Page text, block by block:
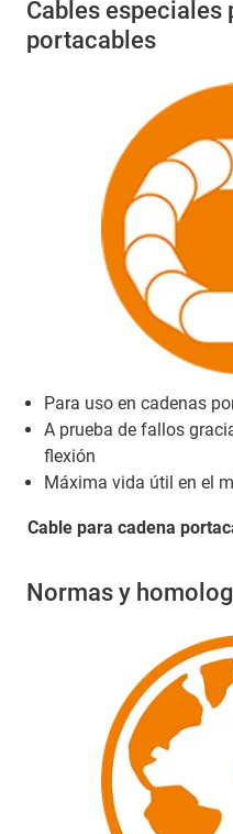
Cables especiales
portacables
Para uso en cadenas
A prueba de fallos
flexión
Máxima vida útil en el
Cable para cadena
Normas y